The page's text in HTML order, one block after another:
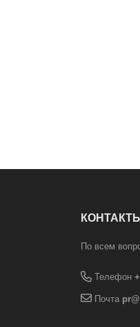
КОНТАКТЫ
По всем
Телефон
Почта